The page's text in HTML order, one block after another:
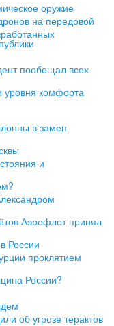
оружие
на передовой
пообещал всех
уровня комфорта
в замен
и
Аэрофлот принял
России
проклятием
России?
об угрозе терактов